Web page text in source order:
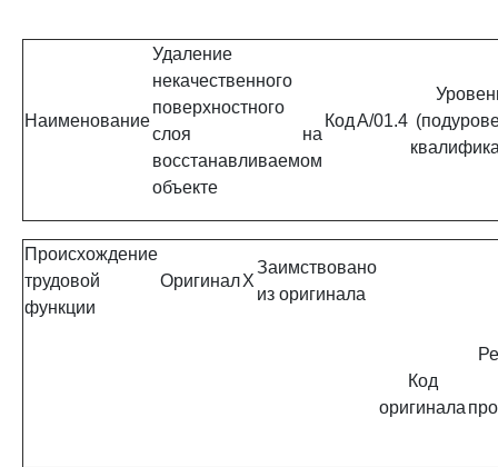
Наименование
Удаление
некачественного
поверхностного
слоя на
восстанавливаемом
объекте
КодA/01.4
Происхождение
трудовой
функции
ОригиналX
Заимствовано
из оригинала
Код
оригинала